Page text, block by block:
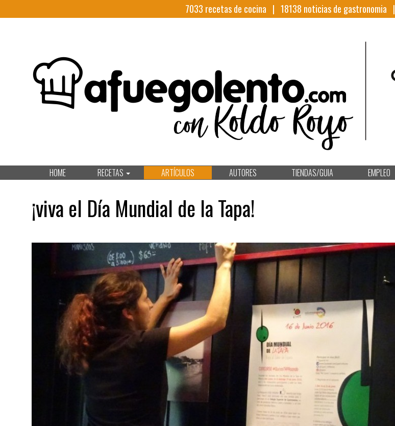
7033 recetas de cocina | 18138 noticias de gastronomia |
HOME RECETAS ARTÍCULOS AUTORES TIENDAS/GUIA EMPLEO
¡viva el Día Mundial de la Tapa!